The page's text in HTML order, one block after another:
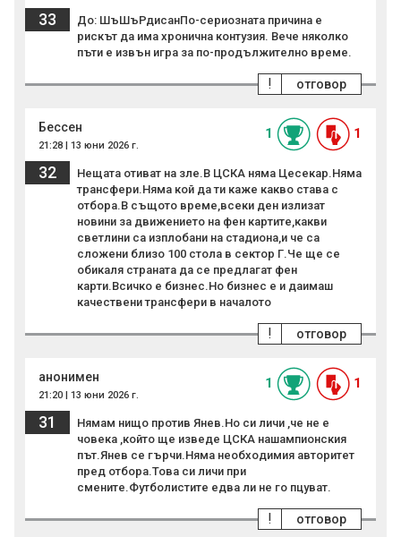
33
До: ШъШъРдисанПо-сериозната причина е
рискът да има хронична контузия. Вече няколко
пъти е извън игра за по-продължително време.
отговор
!
Бессен
21:28 | 13 юни 2026 г.
1 1
32
Нещата отиват на зле.В ЦСКА няма Цесекар.Няма
трансфери.Няма кой да ти каже какво става с
отбора.В същото време,всеки ден излизат
новини за движението на фен картите,какви
светлини са изплобани на стадиона,и че са
сложени близо 100 стола в сектор Г.Че ще се
обикаля страната да се предлагат фен
карти.Всичко е бизнес.Но бизнес е и даимаш
качествени трансфери в началото
отговор
!
анонимен
21:20 | 13 юни 2026 г.
1 1
31
Нямам нищо против Янев.Но си личи ,че не е
човека ,който ще изведе ЦСКА нашампионския
път.Янев се гърчи.Няма необходимия авторитет
пред отбора.Това си личи при
смените.Футболистите едва ли не го пцуват.
отговор
!